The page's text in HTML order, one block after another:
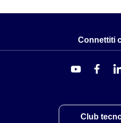
Connettiti
Club